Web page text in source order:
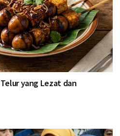
yang Lezat dan